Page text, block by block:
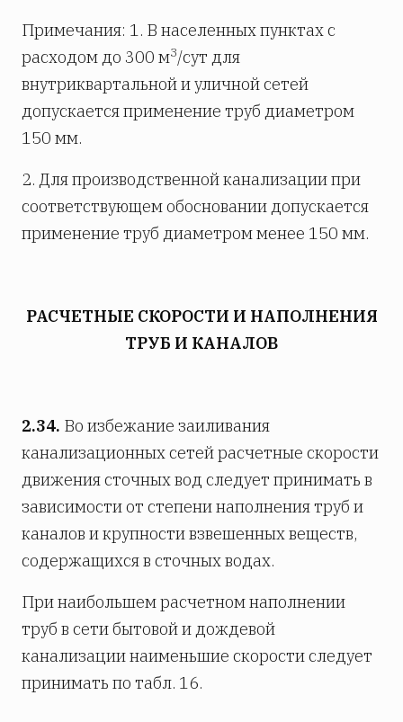
Примечания: 1. В населенных пунктах с
расходом до 300 м3/сут для
внутриквартальной и уличной сетей
допускается применение труб диаметром
150 мм.
2. Для производственной канализации при
соответствующем обосновании допускается
применение труб диаметром менее 150 мм.
РАСЧЕТНЫЕ СКОРОСТИ И НАПОЛНЕНИЯ
ТРУБ И КАНАЛОВ
2.34. Во избежание заиливания
канализационных сетей расчетные скорости
движения сточных вод следует принимать в
зависимости от степени наполнения труб и
каналов и крупности взвешенных веществ,
содержащихся в сточных водах.
При наибольшем расчетном наполнении
труб в сети бытовой и дождевой
канализации наименьшие скорости следует
принимать по табл. 16.